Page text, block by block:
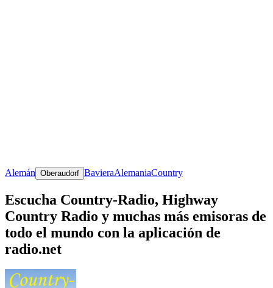
Alemán Oberaudorf BavieraAlemaniaCountry
Escucha Country-Radio, Highway
Country Radio y muchas más emisoras de
todo el mundo con la aplicación de
radio.net